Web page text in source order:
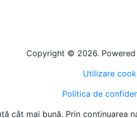
Copyright © 2026.
Utilizare
Politica de
cât mai bună. Prin continuarea